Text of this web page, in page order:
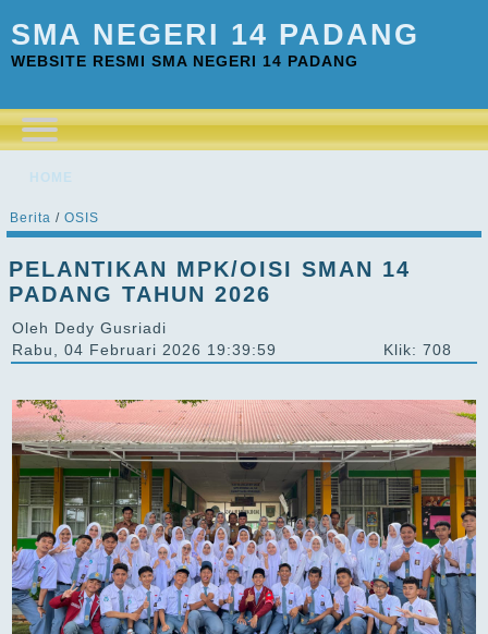
SMA NEGERI 14 PADANG
WEBSITE RESMI SMA NEGERI 14 PADANG
HOME
Berita / OSIS
PELANTIKAN MPK/OISI SMAN 14
PADANG TAHUN 2026
Oleh Dedy Gusriadi
Rabu, 04 Februari 2026 19:39:59
Klik: 708